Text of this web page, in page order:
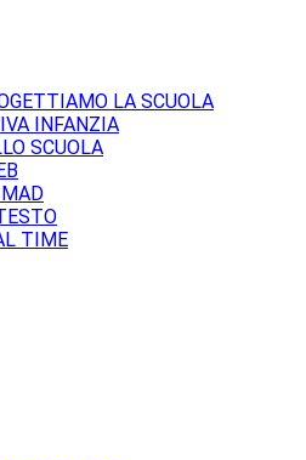
LA SCUOLA
INFANZIA
SCUOLA
TIME